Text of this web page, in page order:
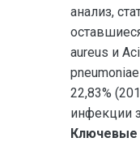
анализ,
aureus и
22,83%
инфекции
Ключевые